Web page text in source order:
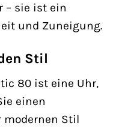
– sie ist ein
und Zuneigung.
Stil
80 ist eine Uhr,
einen
modernen Stil